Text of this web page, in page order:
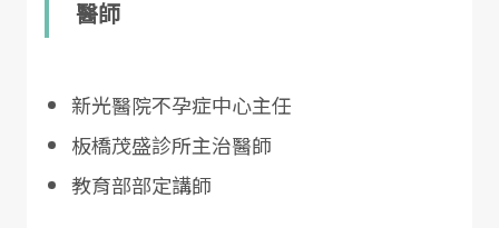
醫師
新光醫院不孕症中心主任
板橋茂盛診所主治醫師
教育部部定講師